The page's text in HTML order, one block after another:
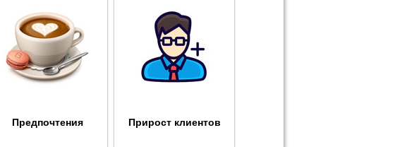
Предпочтения Прирост клиентов